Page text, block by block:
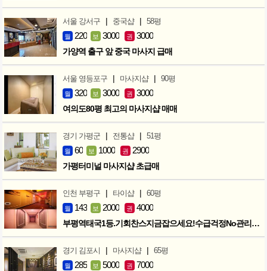
서울 강서구 | 중국샵 | 58평
월 220 보 3000 권 3000
가양역 출구 앞 중국 마사지 급매
서울 영등포구 | 마사지샵 | 90평
월 320 보 3000 권 3000
여의도80평 최고의 마사지샵 매매
경기 가평군 | 전통샵 | 51평
월 60 보 1000 권 2900
가평터미널 마사지샵 초급매
인천 부평구 | 타이샵 | 60평
월 143 보 2000 권 4000
부평역태국1등.기회찬스지금잡으세요!수급걱정No관리사수급노하우이전ok
경기 김포시 | 마사지샵 | 65평
월 285 보 5000 권 7000